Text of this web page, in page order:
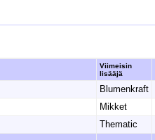
Viimeisin
lisääjä
Blumenkraft
Mikket
Thematic